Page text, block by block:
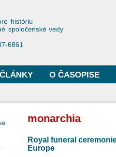
Historiae
históriu
spoločenské vedy
6861
ČLÁNKY O ČASOPISE
monarchia
Royal funeral
Europe